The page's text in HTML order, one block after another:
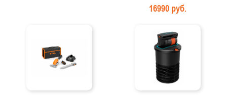
16990 руб.